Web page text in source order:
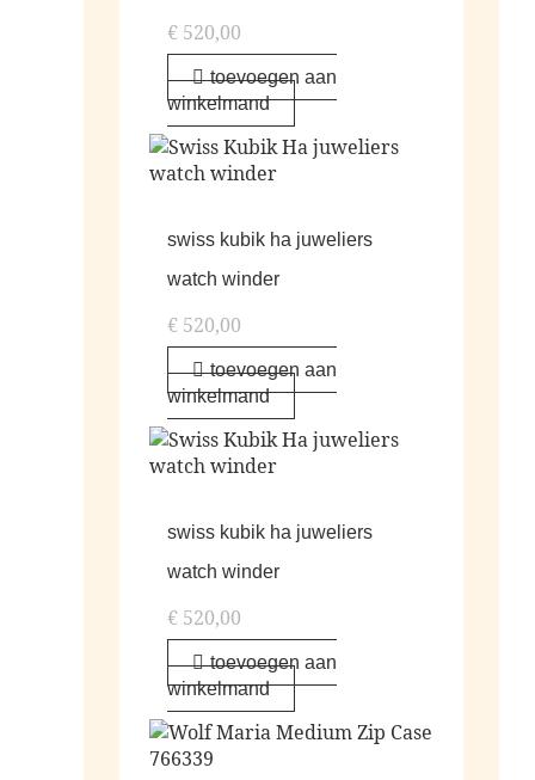
€ 520,00
toevoegen aan
winkelmand
swiss kubik ha juweliers
watch winder
€ 520,00
toevoegen aan
winkelmand
swiss kubik ha juweliers
watch winder
€ 520,00
toevoegen aan
winkelmand